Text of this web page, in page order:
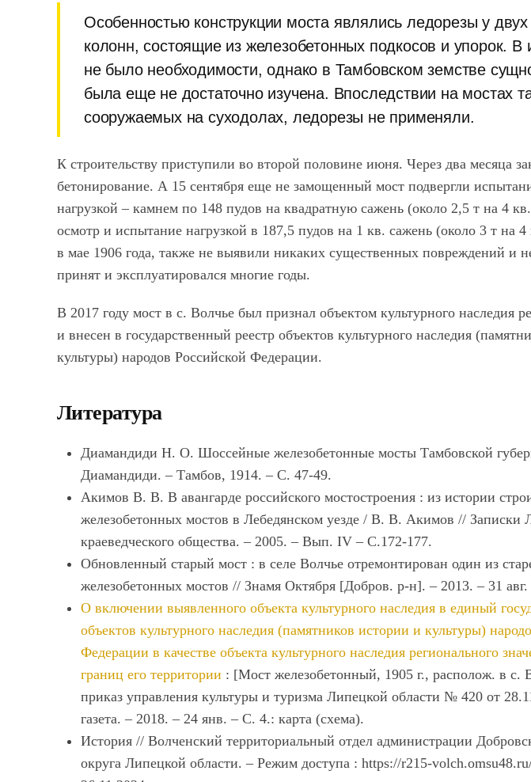
Особенностью конструкции моста являлись ледорезы у
колонн, состоящие из железобетонных подкосов и упорок. В
не было необходимости, однако в Тамбовском земстве
была еще не достаточно изучена. Впоследствии на мостах
сооружаемых на суходолах, ледорезы не применяли.
К строительству приступили во второй половине июня. Через два месяца
бетонирование. А 15 сентября еще не замощенный мост подвергли
нагрузкой – камнем по 148 пудов на квадратную сажень (около 2,5 т на 4
осмотр и испытание нагрузкой в 187,5 пудов на 1 кв. сажень (около 3 т на
в мае 1906 года, также не выявили никаких существенных повреждений и
принят и эксплуатировался многие годы.
В 2017 году мост в с. Волчье был признал объектом культурного наследия
и внесен в государственный реестр объектов культурного наследия
культуры) народов Российской Федерации.
Литература
Диамандиди Н. О. Шоссейные железобетонные мосты Тамбовской
Диамандиди. – Тамбов, 1914. – С. 47-49.
Акимов В. В. В авангарде российского мостостроения : из истории
железобетонных мостов в Лебедянском уезде / В. В. Акимов // Записки
краеведческого общества. – 2005. – Вып. IV – С.172-177.
Обновленный старый мост : в селе Волчье отремонтирован один из
железобетонных мостов // Знамя Октября [Добров. р-н]. – 2013. – 31 авг.
О включении выявленного объекта культурного наследия в единый
объектов культурного наследия (памятников истории и культуры)
Федерации в качестве объекта культурного наследия регионального
границ его территории : [Мост железобетонный, 1905 г., располож. в с.
приказ управления культуры и туризма Липецкой области № 420 от
газета. – 2018. – 24 янв. – С. 4.: карта (схема).
История // Волченский территориальный отдел администрации
округа Липецкой области. – Режим доступа : https://r215-